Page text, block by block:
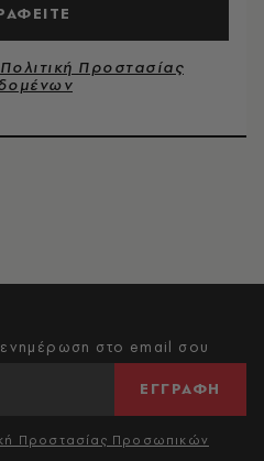
Πολιτική Προστασίας
ενημέρωση στο email σου
ΕΓΓΡΑΦΗ
Προστασίας Προσωπικών